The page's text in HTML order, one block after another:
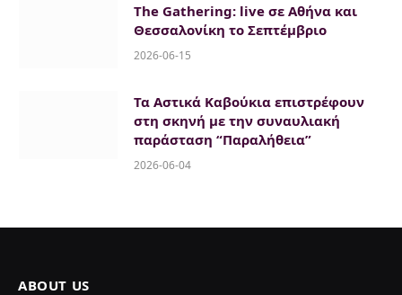
The Gathering: live σε Αθήνα και
Θεσσαλονίκη το Σεπτέμβριο
2026-06-15
Τα Αστικά Καβούκια επιστρέφουν
στη σκηνή με την συναυλιακή
παράσταση “Παραλήθεια”
2026-06-04
ABOUT US